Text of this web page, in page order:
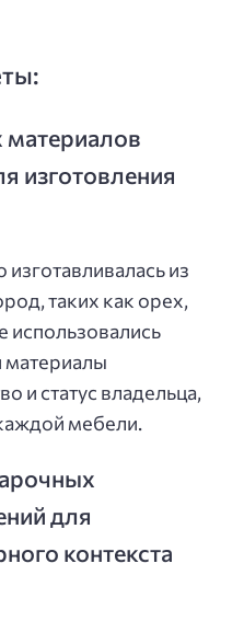
материалов
изготовления
из
таких как орех,
использовались
материалы
и статус владельца,
мебели.
для
контекста